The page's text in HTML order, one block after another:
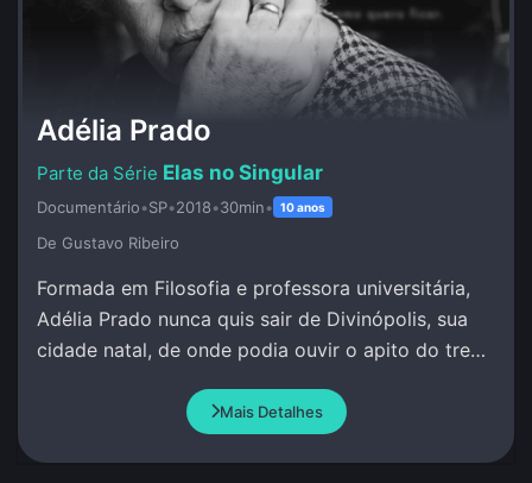
Adélia Prado
Elas no Singular
Documentário•SP•2018•30min• 10 anos
De Gustavo Ribeiro
Formada em Filosofia e professora universitária,
Adélia Prado nunca quis sair de Divinópolis, sua
cidade natal, de onde podia ouvir o apito do trem
Mais Detalhes